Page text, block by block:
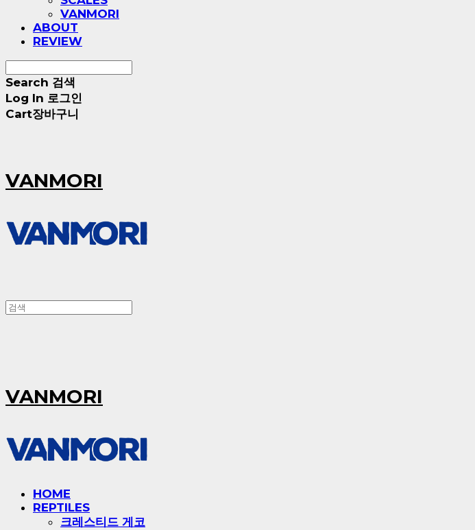
VANMORI
ABOUT
REVIEW
Search 검색
Log In 로그인
Cart장바구니
VANMORI
VANMORI
HOME
REPTILES
크레스티드 게코